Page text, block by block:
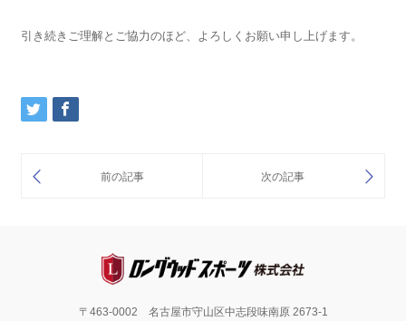
引き続きご理解とご協力のほど、よろしくお願い申し上げます。
〒463-0002 名古屋市守山区中志段味南原 2673-1